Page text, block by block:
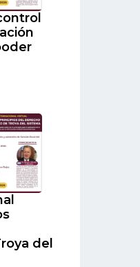
del